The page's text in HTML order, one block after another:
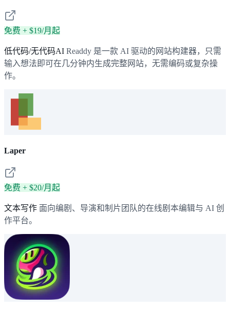
免费 + $19/月起
低代码/无代码AI Readdy 是一款 AI 驱动的网站构建器，只需
输入想法即可在几分钟内生成完整网站，无需编码或复杂操
作。
Laper
免费 + $20/月起
文本写作 面向编剧、导演和制片团队的在线剧本编辑与 AI 创
作平台。